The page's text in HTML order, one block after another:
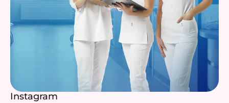
Instagram